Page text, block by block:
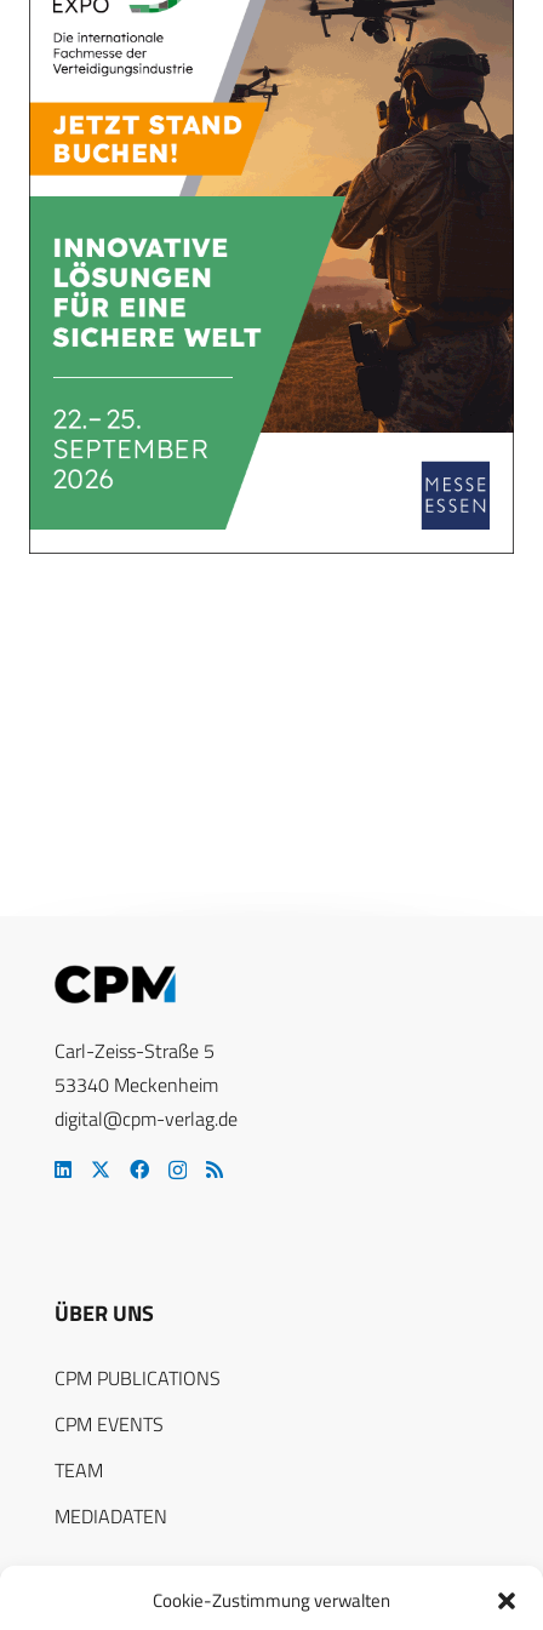
Cookie-Zustimmung verwalten
Carl-Zeiss-Straße 5
53340 Meckenheim
digital@cpm-verlag.de
ÜBER UNS
CPM PUBLICATIONS
CPM EVENTS
TEAM
MEDIADATEN